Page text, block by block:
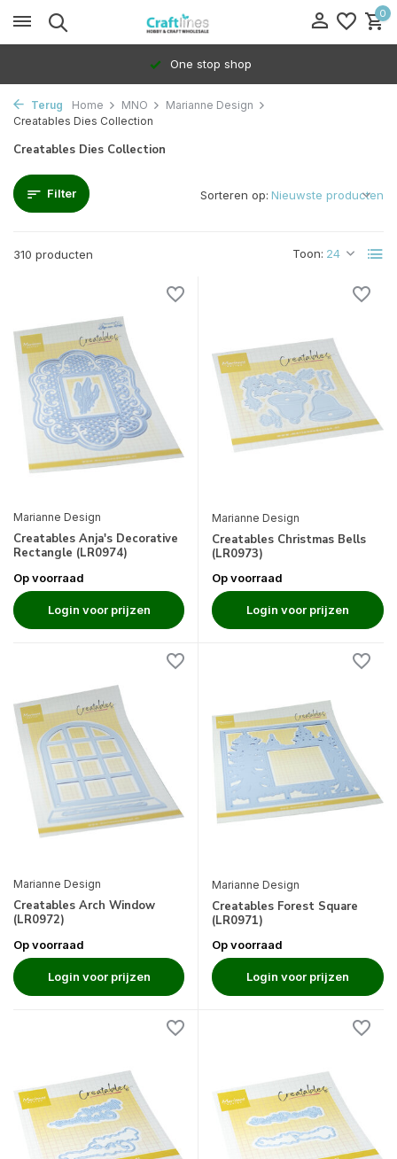
0
100% Dedicated to independents
Terug Home MNO
Marianne Design
Creatables Dies Collection
Creatables Dies Collection
Filter
310 producten Toon:
Sorteren op:
Marianne Design
Creatables Anja's Decorative
Rectangle (LR0974)
Op voorraad
Login voor prijzen
Marianne Design
Creatables Christmas Bells
(LR0973)
Op voorraad
Login voor prijzen
Marianne Design
Creatables Arch Window
(LR0972)
Op voorraad
Login voor prijzen
Marianne Design
Creatables Forest Square
(LR0971)
Op voorraad
Login voor prijzen